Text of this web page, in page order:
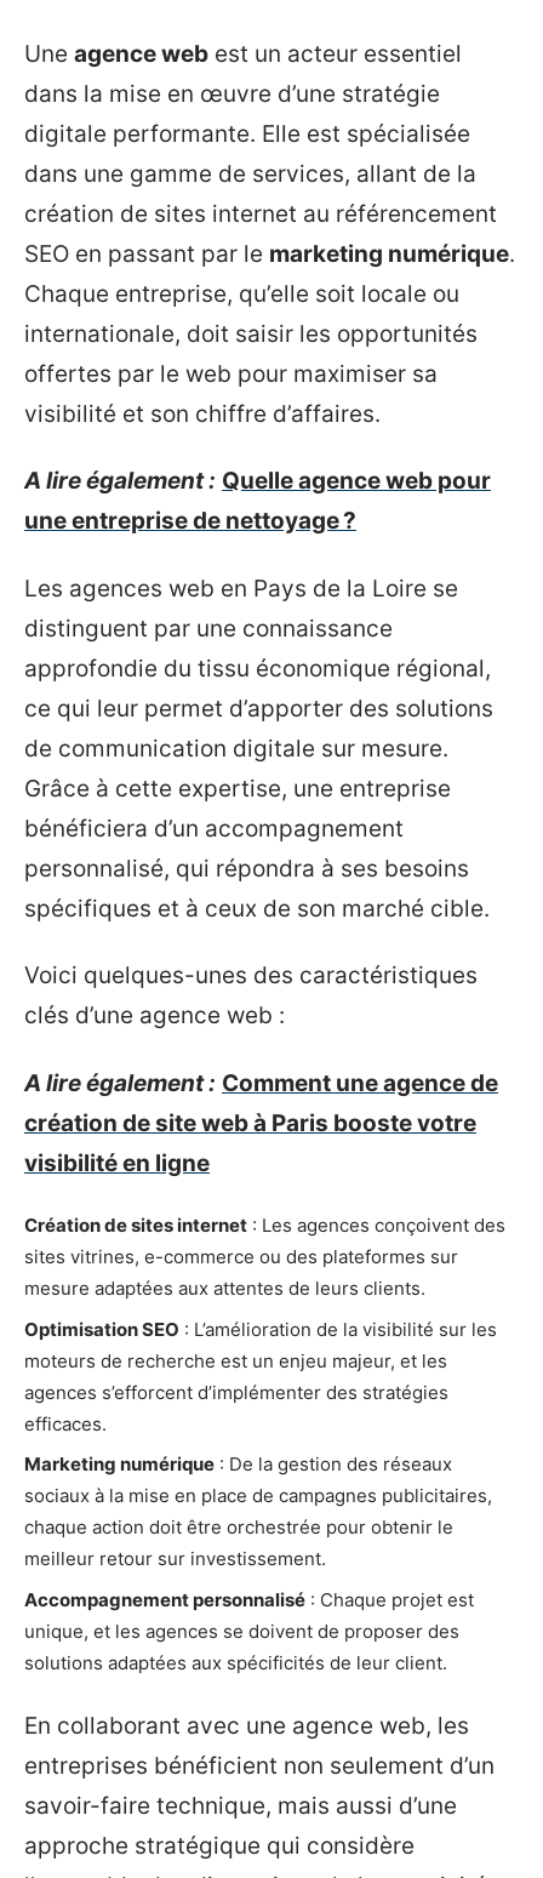
Une agence web est un acteur essentiel
dans la mise en œuvre d’une stratégie
digitale performante. Elle est spécialisée
dans une gamme de services, allant de la
création de sites internet au référencement
SEO en passant par le marketing numérique.
Chaque entreprise, qu’elle soit locale ou
internationale, doit saisir les opportunités
offertes par le web pour maximiser sa
visibilité et son chiffre d’affaires.
A lire également : Quelle agence web pour
une entreprise de nettoyage ?
Les agences web en Pays de la Loire se
distinguent par une connaissance
approfondie du tissu économique régional,
ce qui leur permet d’apporter des solutions
de communication digitale sur mesure.
Grâce à cette expertise, une entreprise
bénéficiera d’un accompagnement
personnalisé, qui répondra à ses besoins
spécifiques et à ceux de son marché cible.
Voici quelques-unes des caractéristiques
clés d’une agence web :
A lire également : Comment une agence de
création de site web à Paris booste votre
visibilité en ligne
Création de sites internet : Les agences conçoivent des
sites vitrines, e-commerce ou des plateformes sur
mesure adaptées aux attentes de leurs clients.
Optimisation SEO : L’amélioration de la visibilité sur les
moteurs de recherche est un enjeu majeur, et les
agences s’efforcent d’implémenter des stratégies
efficaces.
Marketing numérique : De la gestion des réseaux
sociaux à la mise en place de campagnes publicitaires,
chaque action doit être orchestrée pour obtenir le
meilleur retour sur investissement.
Accompagnement personnalisé : Chaque projet est
unique, et les agences se doivent de proposer des
solutions adaptées aux spécificités de leur client.
En collaborant avec une agence web, les
entreprises bénéficient non seulement d’un
savoir-faire technique, mais aussi d’une
approche stratégique qui considère